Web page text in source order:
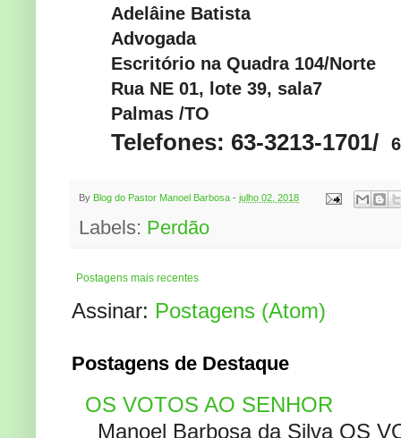
Adelâine Batista
Advogada
Escritório na Quadra 104/Norte
Rua NE 01, lote 39, sala7
Palmas /TO
Telefones: 63-3213-1701/
By Blog do Pastor Manoel Barbosa - julho 02, 2018
Labels: Perdão
Postagens mais recentes
Assinar: Postagens (Atom)
Postagens de Destaque
OS VOTOS AO SENHOR
Manoel Barbosa da Silva OS